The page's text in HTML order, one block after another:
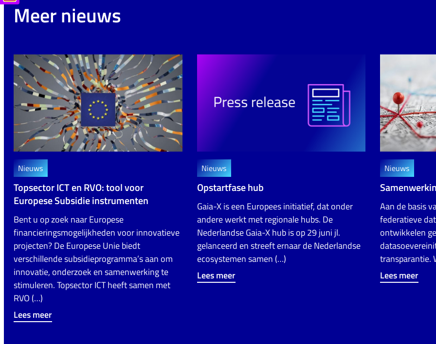
Meer nieuws
Nieuws
Topsector ICT en RVO: tool voor
Europese Subsidie instrumenten
Bent u op zoek naar Europese
financieringsmogelijkheden voor innovatieve
projecten? De Europese Unie biedt
verschillende subsidieprogramma’s aan om
innovatie, onderzoek en samenwerking te
stimuleren. Topsector ICT heeft samen met
RVO (…)
Lees meer
Nieuws
Opstartfase hub
Gaia-X is een Europees initiatief, dat onder
andere werkt met regionale hubs. De
Nederlandse Gaia-X hub is op 29 juni jl.
gelanceerd en streeft ernaar de Nederlandse
ecosystemen samen (…)
Lees meer
Nieuws
Aan de basis
federatieve
ontwikkelen
transparantie.
Lees meer